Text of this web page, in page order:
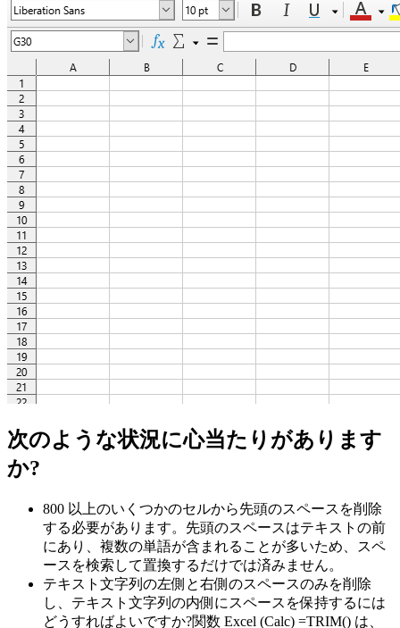
次のような状況に心当たりがあります
か?
800 以上のいくつかのセルから先頭のスペースを削除
する必要があります。先頭のスペースはテキストの前
にあり、複数の単語が含まれることが多いため、スペ
ースを検索して置換するだけでは済みません。
テキスト文字列の左側と右側のスペースのみを削除
し、テキスト文字列の内側にスペースを保持するには
どうすればよいですか?関数 Excel (Calc) =TRIM() は、